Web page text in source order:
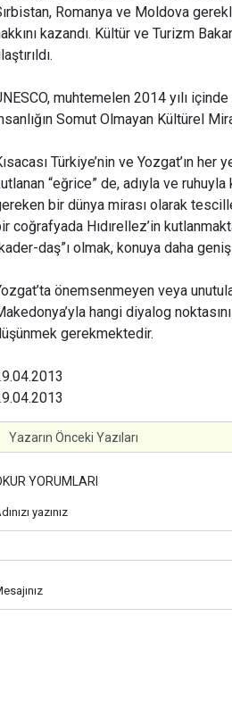
Romanya ve Moldova
kazandı. Kültür ve Turizm
muhtemelen 2014 yılı
Somut Olmayan Kültürel
Türkiye’nin ve Yozgat’ın
“eğrice” de, adıyla ve
bir dünya mirası olarak
coğrafyada Hıdırellez’in
daş”ı olmak, konuya daha
önemsenmeyen veya
hangi diyalog
gerekmektedir.
YORUMLARI
yazınız